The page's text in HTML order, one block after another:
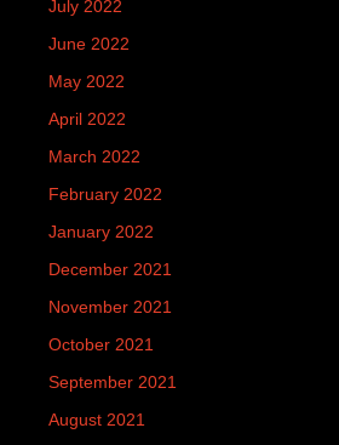
July 2022
June 2022
May 2022
April 2022
March 2022
February 2022
January 2022
December 2021
November 2021
October 2021
September 2021
August 2021